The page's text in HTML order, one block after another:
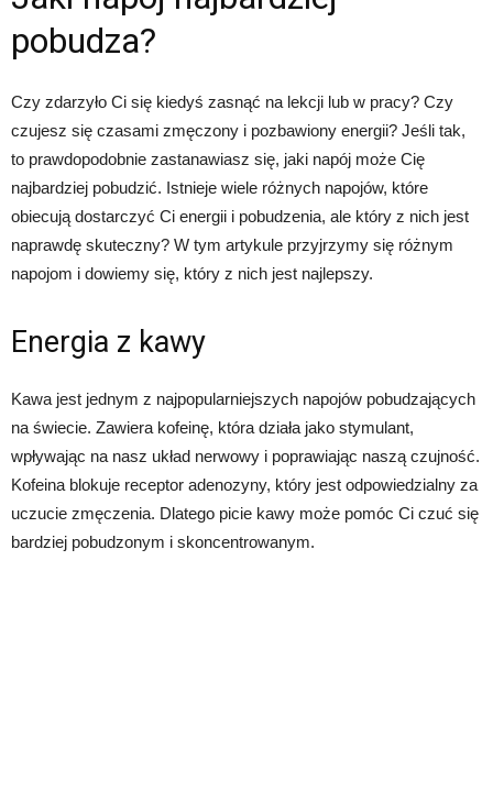
pobudza?
Czy zdarzyło Ci się kiedyś zasnąć na lekcji lub w pracy? Czy
czujesz się czasami zmęczony i pozbawiony energii? Jeśli tak,
to prawdopodobnie zastanawiasz się, jaki napój może Cię
najbardziej pobudzić. Istnieje wiele różnych napojów, które
obiecują dostarczyć Ci energii i pobudzenia, ale który z nich jest
naprawdę skuteczny? W tym artykule przyjrzymy się różnym
napojom i dowiemy się, który z nich jest najlepszy.
Energia z kawy
Kawa jest jednym z najpopularniejszych napojów pobudzających
na świecie. Zawiera kofeinę, która działa jako stymulant,
wpływając na nasz układ nerwowy i poprawiając naszą czujność.
Kofeina blokuje receptor adenozyny, który jest odpowiedzialny za
uczucie zmęczenia. Dlatego picie kawy może pomóc Ci czuć się
bardziej pobudzonym i skoncentrowanym.